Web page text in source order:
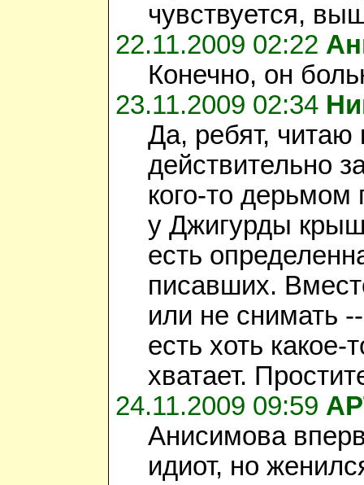
чувствуется,
22.11.2009 02:22
Конечно, он
23.11.2009 02:34
Да, ребят,
действительно
кого-то
у Джигурды
есть
писавших.
или не снимать
есть хоть
хватает.
24.11.2009 09:59
Анисимова
идиот, но